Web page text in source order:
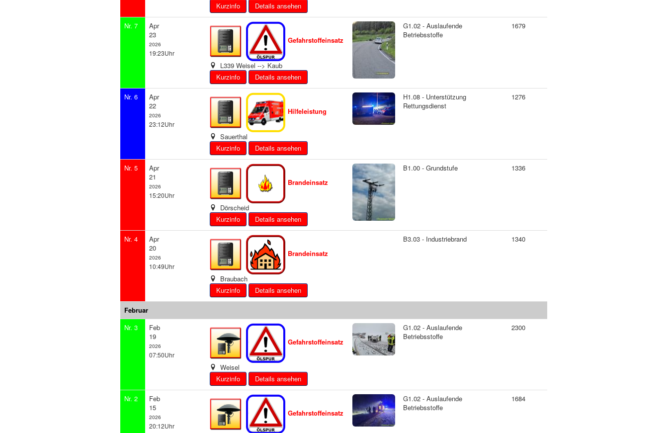
Details ansehen
Nr. 7
Apr
23
2026
19:23Uhr
Gefahrstoffeinsatz
L339 Weisel --> Kaub
Details ansehen
G1.02 - Auslaufende
Betriebsstoffe
1679
Nr. 6
Apr
22
2026
23:12Uhr
Hilfeleistung
Sauerthal
Details ansehen
H1.08 - Unterstützung
Rettungsdienst
1276
Nr. 5
Apr
21
2026
15:20Uhr
Brandeinsatz
Dörscheid
Details ansehen
B1.00 - Grundstufe 1336
Nr. 4
Apr
20
2026
10:49Uhr
Brandeinsatz
Braubach
Details ansehen
B3.03 - Industriebrand 1340
Februar
Nr. 3
Feb
19
2026
07:50Uhr
Gefahrstoffeinsatz
Weisel
Details ansehen
G1.02 - Auslaufende
Betriebsstoffe
2300
Nr. 2
Feb
15
2026
20:12Uhr
Gefahrstoffeinsatz
G1.02 - Auslaufende
Betriebsstoffe
1684